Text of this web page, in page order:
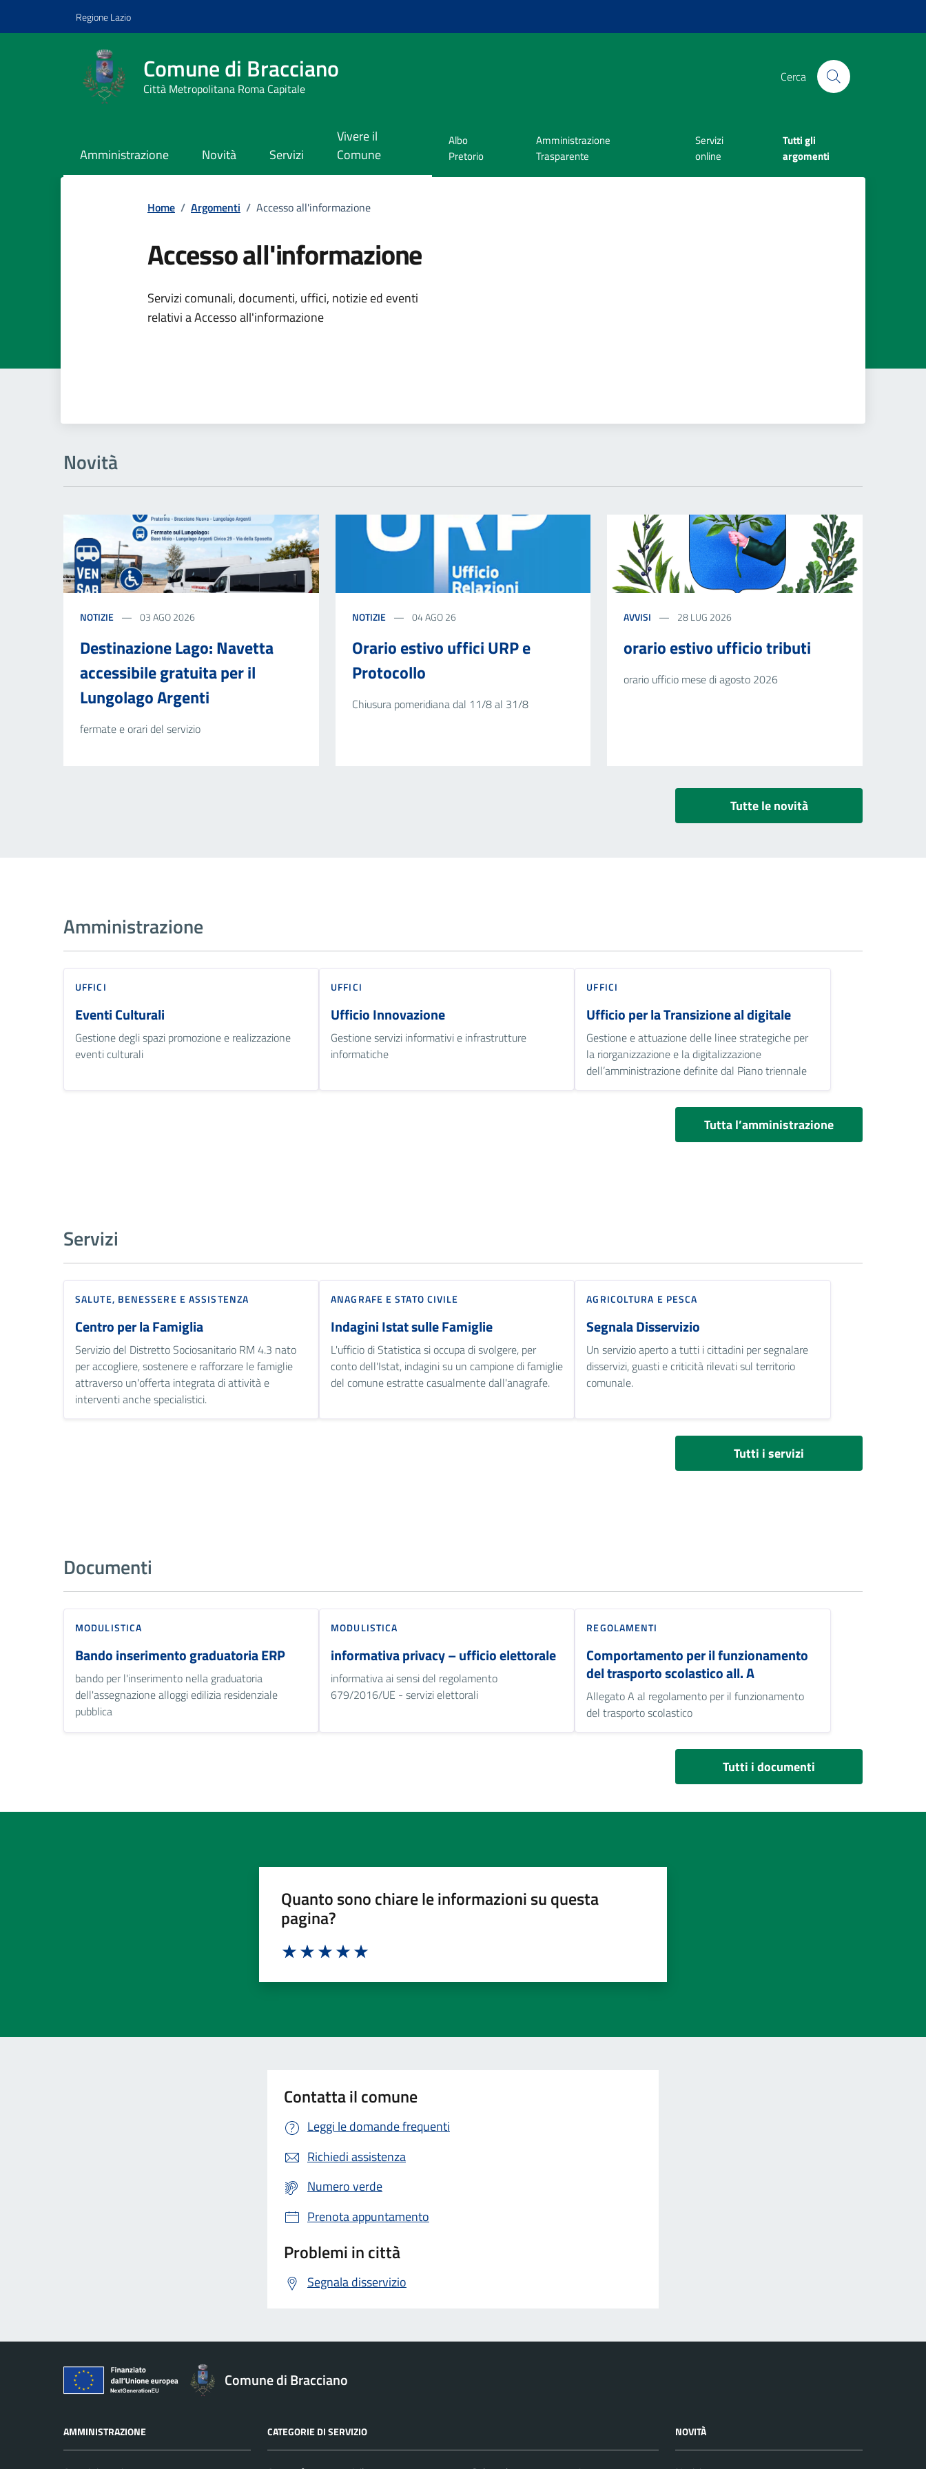
Regione Lazio
Comune di Bracciano
Città Metropolitana Roma Capitale
Cerca
Amministrazione Novità Servizi
Vivere il
Comune
Albo
Pretorio
Amministrazione
Trasparente
Servizi
online
Tutti gli
argomenti
Home / Argomenti / Accesso all'informazione
Accesso all'informazione
Dettagli dell'argomento
Servizi comunali, documenti, uffici, notizie ed eventi
relativi a Accesso all'informazione
Novità
NOTIZIE 03 AGO 2026
Destinazione Lago: Navetta
accessibile gratuita per il
Lungolago Argenti
fermate e orari del servizio
NOTIZIE 04 AGO 26
Orario estivo uffici URP e
Protocollo
Chiusura pomeridiana dal 11/8 al 31/8
AVVISI 28 LUG 2026
orario estivo ufficio tributi
orario ufficio mese di agosto 2026
Tutte le novità
Amministrazione
UFFICI
Eventi Culturali
Gestione degli spazi promozione e realizzazione
eventi culturali
UFFICI
Ufficio Innovazione
Gestione servizi informativi e infrastrutture
informatiche
UFFICI
Ufficio per la Transizione al digitale
Gestione e attuazione delle linee strategiche per
la riorganizzazione e la digitalizzazione
dell’amministrazione definite dal Piano triennale
Tutta l’amministrazione
Servizi
SALUTE, BENESSERE E ASSISTENZA
Centro per la Famiglia
Servizio del Distretto Sociosanitario RM 4.3 nato
per accogliere, sostenere e rafforzare le famiglie
attraverso un'offerta integrata di attività e
interventi anche specialistici.
ANAGRAFE E STATO CIVILE
Indagini Istat sulle Famiglie
L'ufficio di Statistica si occupa di svolgere, per
conto dell'Istat, indagini su un campione di famiglie
del comune estratte casualmente dall'anagrafe.
AGRICOLTURA E PESCA
Segnala Disservizio
Un servizio aperto a tutti i cittadini per segnalare
disservizi, guasti e criticità rilevati sul territorio
comunale.
Tutti i servizi
Documenti
MODULISTICA
Bando inserimento graduatoria ERP
bando per l'inserimento nella graduatoria
dell'assegnazione alloggi edilizia residenziale
pubblica
MODULISTICA
informativa privacy – ufficio elettorale
informativa ai sensi del regolamento
679/2016/UE - servizi elettorali
REGOLAMENTI
Comportamento per il funzionamento
del trasporto scolastico all. A
Allegato A al regolamento per il funzionamento
del trasporto scolastico
Tutti i documenti
Quanto sono chiare le informazioni su questa
pagina?
Contatta il comune
Leggi le domande frequenti
Richiedi assistenza
Numero verde
Prenota appuntamento
Problemi in città
Segnala disservizio
Comune di Bracciano
AMMINISTRAZIONE CATEGORIE DI SERVIZIO NOVITÀ